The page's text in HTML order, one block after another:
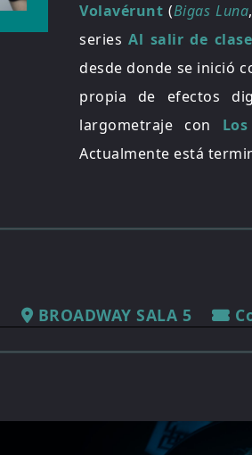
Volavérunt (Bigas Luna
seriesAl salir de clase
desde donde se inició
propia de efectos
largometraje con
Actualmente está
BROADWAY SALA 5